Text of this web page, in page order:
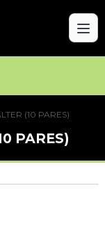
(10 PARES)
PARES)